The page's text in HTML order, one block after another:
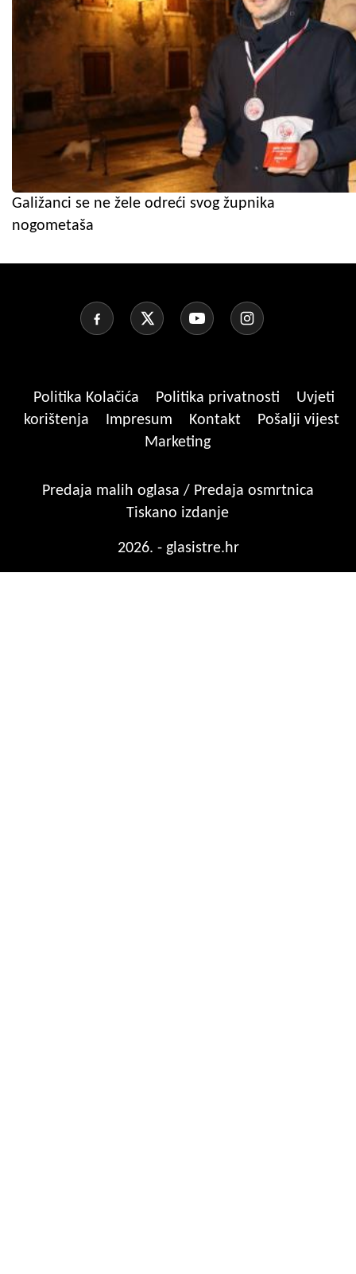
Galižanci se ne žele odreći svog župnika
nogometaša
Politika Kolačića Politika privatnosti
Uvjeti
korištenja
Impresum Kontakt
Pošalji vijest
Marketing
Predaja malih oglasa / Predaja osmrtnica
Tiskano izdanje
2026. - glasistre.hr